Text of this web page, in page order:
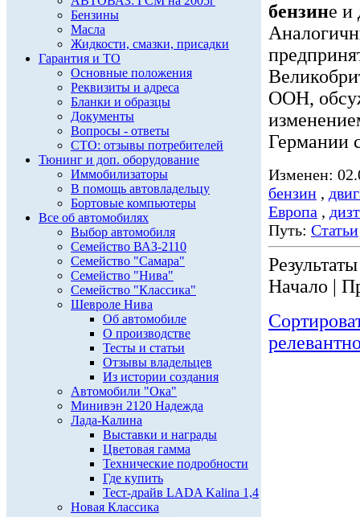
Бензины
Масла
Жидкости, смазки, присадки
Гарантия и ТО
Основные положения
Реквизиты и адреса
Бланки и образцы
Документы
Вопросы - ответы
СТО: отзывы потребителей
Тюнинг и доп. оборудование
Иммобилизаторы
В помощь автовладельцу
Бортовые компьютеры
Все об автомобилях
Выбор автомобиля
Семейство ВАЗ-2110
Семейство "Самара"
Семейство "Нива"
Семейство "Классика"
Шевроле Нива
Об автомобиле
О производстве
Тесты и статьи
Отзывы владельцев
Из истории создания
Автомобили "Ока"
Минивэн 2120 Надежда
Лада-Калина
Выставки и награды
Цветовая гамма
Технические подробности
Где купить
Тест-драйв LADA Kalina 1,4
Новая Классика
бензине и
ООН,
Германии
Изменен:
бензин ,
Европа ,
Путь: Статьи
Начало |